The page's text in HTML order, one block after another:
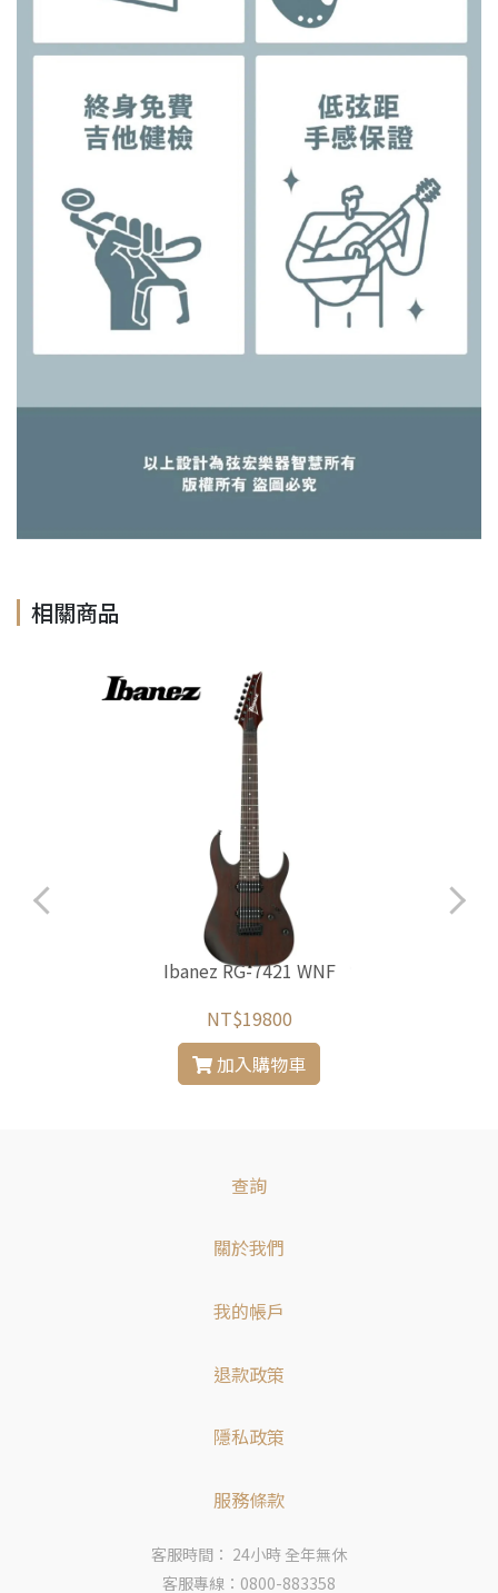
相關商品
Ibanez RG-7421 WNF
NT$19800
加入購物車
查詢
關於我們
我的帳戶
退款政策
隱私政策
服務條款
客服時間： 24小時 全年無休
客服專線：0800-883358